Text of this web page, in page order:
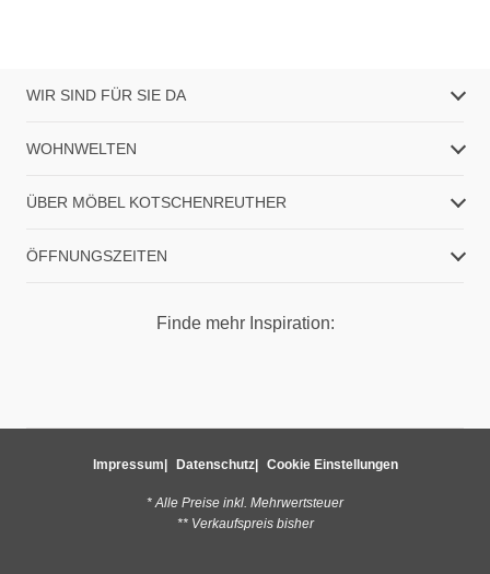
WIR SIND FÜR SIE DA
WOHNWELTEN
ÜBER MÖBEL KOTSCHENREUTHER
ÖFFNUNGSZEITEN
Finde mehr Inspiration:
Impressum Datenschutz Cookie Einstellungen
* Alle Preise inkl. Mehrwertsteuer
** Verkaufspreis bisher